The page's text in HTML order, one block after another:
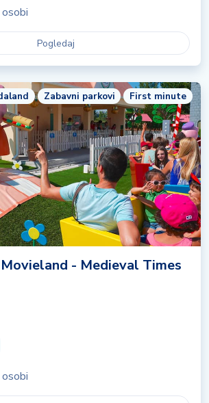
Pogledaj
Zabavni parkovi First minute
- Medieval Times